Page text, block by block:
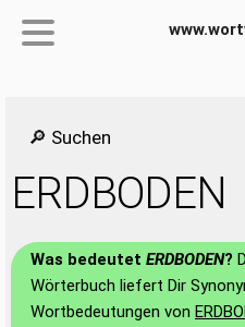
🔎 Suchen
ERDBODEN
Was bedeutet ERDBODEN?
Wörterbuch liefert Dir
Wortbedeutungen von